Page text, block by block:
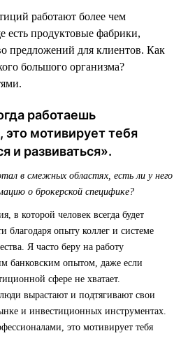
работают более чем
есть продуктовые фабрики,
предложений для клиентов. Как
большого организма?
работаешь
мотивирует тебя
и развиваться».
в смежных областях, есть ли у него
о брокерской специфике?
в которой человек всегда будет
благодаря опыту коллег и системе
Я часто беру на работу
банковским опытом, даже если
сфере не хватает.
вырастают и подтягивают свои
и инвестиционных инструментах.
это мотивирует тебя